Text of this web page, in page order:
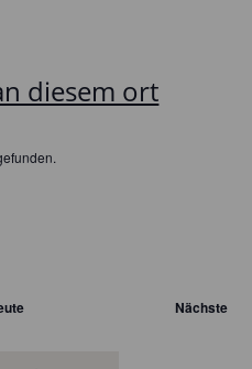
diesem ort
Nächste